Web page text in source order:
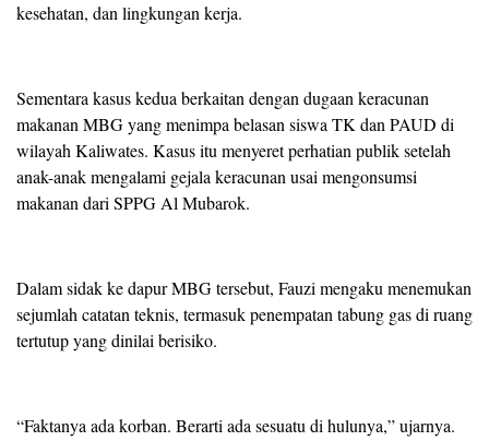
kesehatan, dan lingkungan kerja.
Sementara kasus kedua berkaitan dengan dugaan keracunan
makanan MBG yang menimpa belasan siswa TK dan PAUD di
wilayah Kaliwates. Kasus itu menyeret perhatian publik setelah
anak-anak mengalami gejala keracunan usai mengonsumsi
makanan dari SPPG Al Mubarok.
Dalam sidak ke dapur MBG tersebut, Fauzi mengaku menemukan
sejumlah catatan teknis, termasuk penempatan tabung gas di ruang
tertutup yang dinilai berisiko.
“Faktanya ada korban. Berarti ada sesuatu di hulunya,” ujarnya.